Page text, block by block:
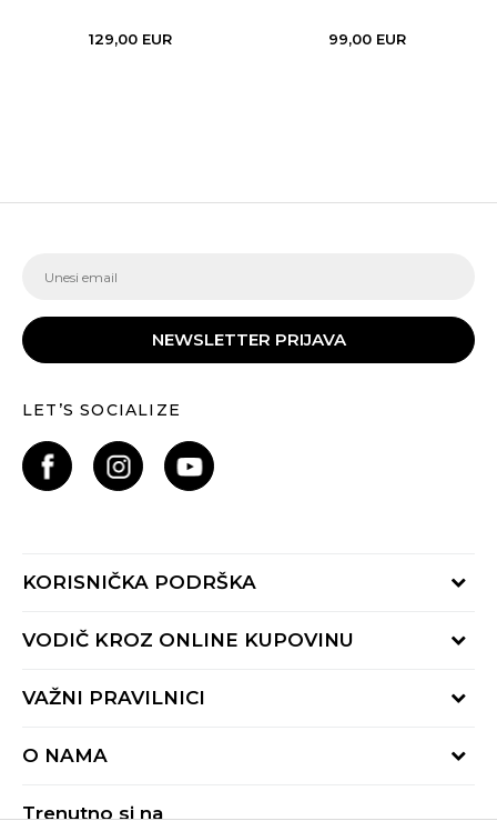
129,00 EUR 99,00 EUR
NEWSLETTER PRIJAVA
LET’S SOCIALIZE
KORISNIČKA PODRŠKA
Provjeri status porudžbine
Radno vrijeme 9-16h
VODIČ KROZ ONLINE KUPOVINU
Načini isporuke
Reklamacije
VAŽNI PRAVILNICI
Pravila Sport&Bonus programa
O NAMA
Trenutno si na